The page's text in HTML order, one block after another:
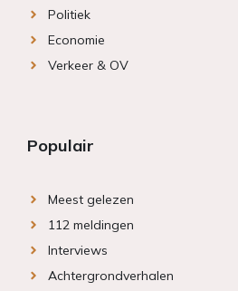
Politiek
Economie
Verkeer & OV
Populair
Meest gelezen
112 meldingen
Interviews
Achtergrondverhalen